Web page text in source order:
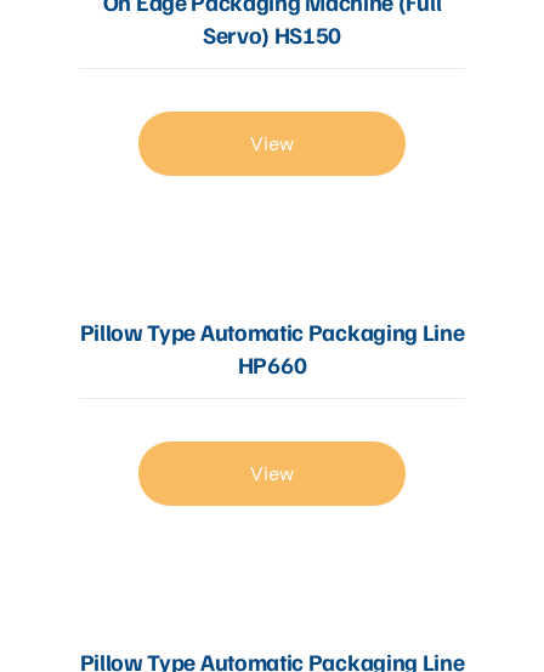
Servo) HS150
View
Pillow Type Automatic Packaging Line
HP660
View
Pillow Type Automatic Packaging Line